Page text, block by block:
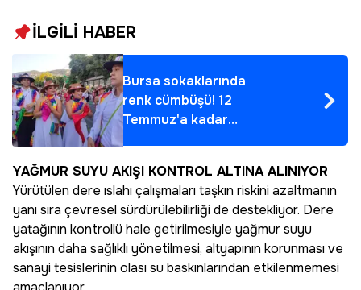
İLGİLİ HABER
Bursa sokaklarında
renk cümbüşü! 12
Temmuz'a kadar
YAĞMUR SUYU AKIŞI KONTROL ALTINA ALINIYOR
Yürütülen dere ıslahı çalışmaları taşkın riskini azaltmanın
yanı sıra çevresel sürdürülebilirliği de destekliyor. Dere
yatağının kontrollü hale getirilmesiyle yağmur suyu
akışının daha sağlıklı yönetilmesi, altyapının korunması ve
sanayi tesislerinin olası su baskınlarından etkilenmemesi